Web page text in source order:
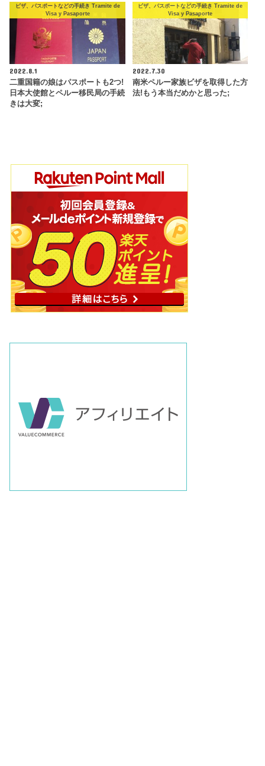
ビザ、パスポートなどの手続き Tramite de
Visa y Pasaporte
2022.8.1
二重国籍の娘はパスポートも2つ!
日本大使館とペルー移民局の手続
きは大変;
ビザ、パスポートなどの手続き Tramite de
Visa y Pasaporte
2022.7.30
南米ペルー家族ビザを取得した方
法!もう本当だめかと思った;